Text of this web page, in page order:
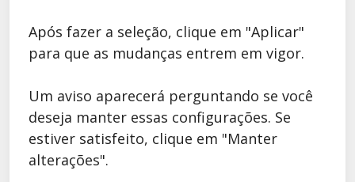
Após fazer a seleção, clique em "Aplicar"
para que as mudanças entrem em vigor.
Um aviso aparecerá perguntando se você
deseja manter essas configurações. Se
estiver satisfeito, clique em "Manter
alterações".